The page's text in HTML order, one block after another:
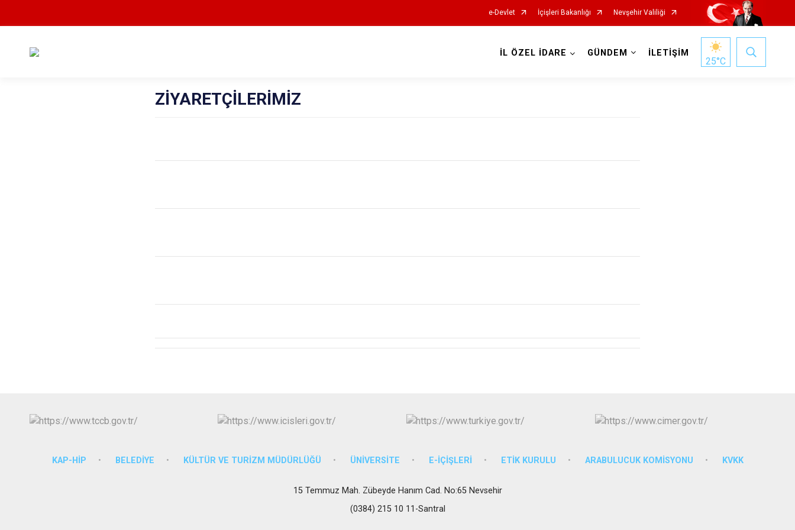
e-Devlet İçişleri Bakanlığı Nevşehir Valiliği
İL ÖZEL İDARE GÜNDEM İLETİŞİM
25°C
ZİYARETÇİLERİMİZ
KAP-HİP BELEDİYE KÜLTÜR VE TURİZM MÜDÜRLÜĞÜ ÜNİVERSİTE E-İÇİŞLERİ ETİK KURULU ARABULUCUK KOMİSYONU KVKK
15 Temmuz Mah. Zübeyde Hanım Cad. No:65 Nevsehir
(0384) 215 10 11-Santral